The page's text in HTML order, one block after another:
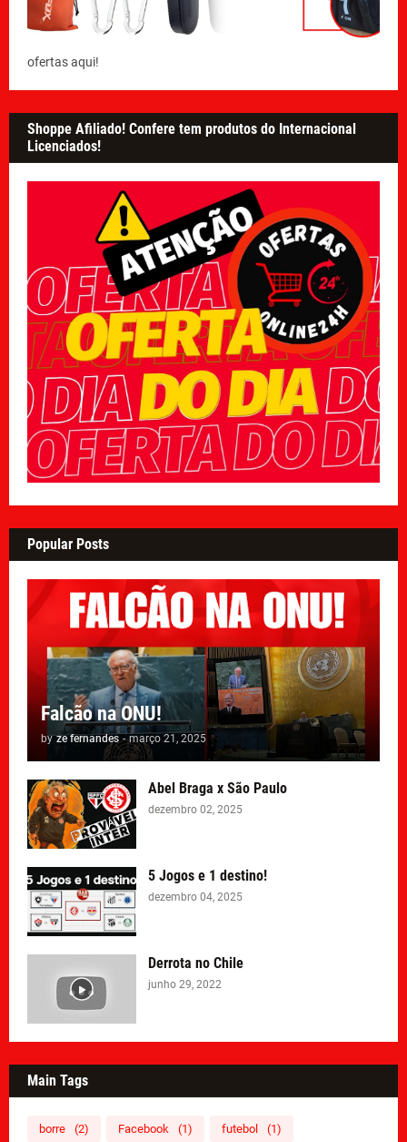
ofertas aqui!
Shoppe Afiliado! Confere tem produtos do Internacional
Licenciados!
Popular Posts
Falcão na ONU!
by ze fernandes - março 21, 2025
Abel Braga x São Paulo
dezembro 02, 2025
5 Jogos e 1 destino!
dezembro 04, 2025
Derrota no Chile
junho 29, 2022
Main Tags
borre (2) Facebook (1) futebol (1)